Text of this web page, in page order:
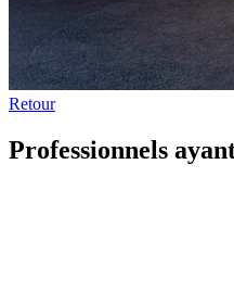
Retour
Professionnels